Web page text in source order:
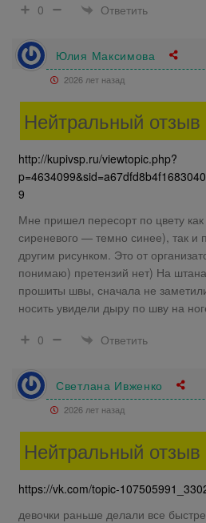
0
Ответить
Юлия Максимова
2026 лет назад
Нейтральный отзыв
http://kupivsp.ru/viewtopic.php?
9
Мне пришел пересорт по цвету
сиреневого — темно синее), так и
другим рисунком. Это от
понимаю) претензий нет) На
прошиты швы, сначала не
носить увидели дыру по шву на
0
Ответить
Светлана Ивженко
2026 лет назад
Нейтральный отзыв
https://vk.com/topic-
девочки раньше делали все